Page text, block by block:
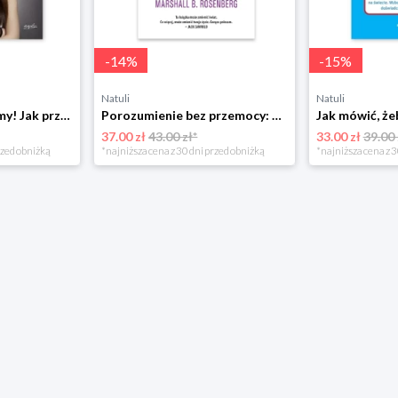
Już się nie rozumiemy! Jak przeżyć czas trzaskających drzwi Esprit
obniżką
-14%
Natuli
Porozumienie bez przemocy: o języku życia Czarna owca
37.00 zł43.00 zł*
*najniższa cena z 30 dni przed obniżką
-15%
Natuli
33.00 zł39.00
*najniższa cena z